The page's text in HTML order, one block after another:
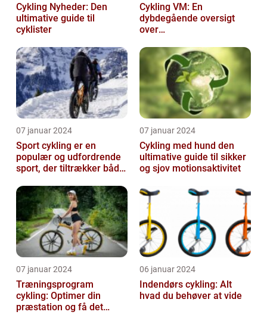
Cykling Nyheder: Den
ultimative guide til
cyklister
Cykling VM: En
dybdegående oversigt
over
cykling
07 januar 2024
Sport cykling er en
populær og udfordrende
sport, der tiltrækker både
professionelle atl...
07 januar 2024
Cykling med hund den
ultimative guide til sikker
og sjov motionsaktivitet
07 januar 2024
Træningsprogram
cykling: Optimer din
præstation og få det
06 januar 2024
Indendørs cykling: Alt
hvad du behøver at vide